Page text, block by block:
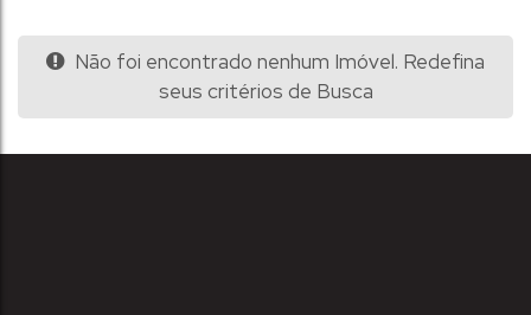
Não foi encontrado nenhum Imóvel. Redefina
seus critérios de Busca